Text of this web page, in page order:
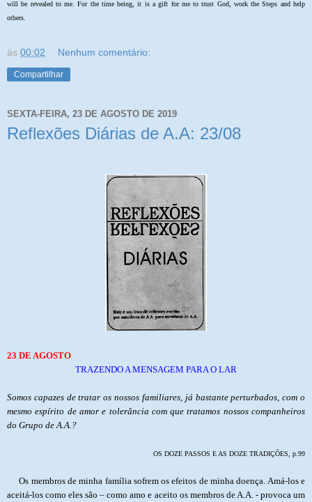
will be revealed to me. For the time being, it is a gift for me to trust God, work the Steps and help
others.
às 00:02 Nenhum comentário:
Compartilhar
SEXTA-FEIRA, 23 DE AGOSTO DE 2019
Reflexões Diárias de A.A: 23/08
23 DE AGOSTO
TRAZENDO A MENSAGEM PARA O LAR
Somos capazes de tratar os nossos familiares, já bastante perturbados, com o
mesmo espírito de amor e tolerância com que tratamos nossos companheiros
do Grupo de A.A.?
OS DOZE PASSOS E AS DOZE TRADIÇÕES, p.99
Os membros de minha família sofrem os efeitos de minha doença. Amá-los e
aceitá-los como eles são – como amo e aceito os membros de A.A. - provoca um